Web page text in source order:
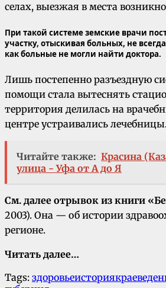
селах, выезжая в места
При такой системе земские врачи
участку, отыскивая больных, не
как больные не могли найти доктора.
Лишь постепенно разъездную
помощи стала вытеснять
территория делилась на
центре устраивались лечебницы.
Читайте также: Красина
улица - Уфа от А до Я
См. далее отрывок из книги
2003). Она — об истории
регионе.
Читать далее…
Tags: здоровьеистория